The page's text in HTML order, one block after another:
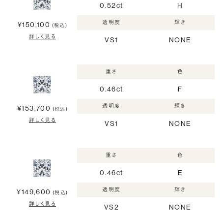
¥150,100 (税込)
詳しく見る
0.52ct H
透明度
VS1
輝き
NONE
¥153,700 (税込)
詳しく見る
重さ
0.46ct
色
F
透明度
VS1
輝き
NONE
¥149,600 (税込)
詳しく見る
重さ
0.46ct
色
E
透明度
VS2
輝き
NONE